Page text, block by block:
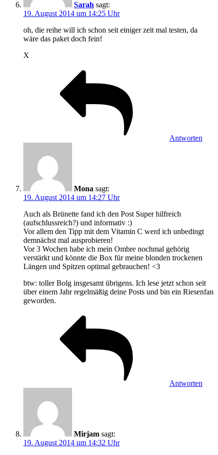
Sarah sagt:
19. August 2014 um 14:25 Uhr
oh, die reihe will ich schon seit einiger zeit mal testen, da
wäre das paket doch fein!
X
Antworten
Mona sagt:
19. August 2014 um 14:27 Uhr
Auch als Brünette fand ich den Post Super hilfreich
(aufschlussreich?) und informativ :)
Vor allem den Tipp mit dem Vitamin C werd ich unbedingt
demnächst mal ausprobieren!
Vor 3 Wochen habe ich mein Ombre nochmal gehörig
verstärkt und könnte die Box für meine blonden trockenen
Längen und Spitzen optimal gebrauchen! <3
btw: toller Bolg insgesamt übrigens. Ich lese jetzt schon seit
über einem Jahr regelmäßig deine Posts und bin ein Riesenfan
geworden.
Antworten
Mirjam sagt:
19. August 2014 um 14:32 Uhr